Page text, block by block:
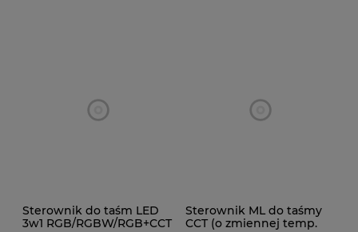
Sterownik do taśm LED
3w1 RGB/RGBW/RGB+CCT
Sterownik ML do taśmy
CCT (o zmiennej temp.